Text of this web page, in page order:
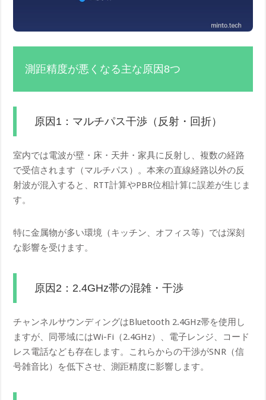
測距精度が悪くなる主な原因8つ
原因1：マルチパス干渉（反射・回折）
室内では電波が壁・床・天井・家具に反射し、複数の経路
で受信されます（マルチパス）。本来の直線経路以外の反
射波が混入すると、RTT計算やPBR位相計算に誤差が生じま
す。
特に金属物が多い環境（キッチン、オフィス等）では深刻
な影響を受けます。
原因2：2.4GHz帯の混雑・干渉
チャンネルサウンディングはBluetooth 2.4GHz帯を使用し
ますが、同帯域にはWi-Fi（2.4GHz）、電子レンジ、コード
レス電話なども存在します。これらからの干渉がSNR（信
号雑音比）を低下させ、測距精度に影響します。